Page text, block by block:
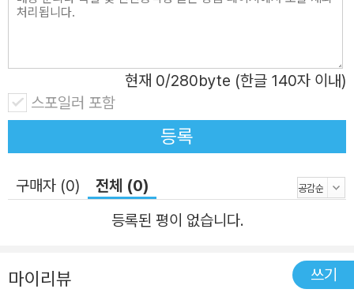
현재 0/280byte (한글 140자 이내)
스포일러 포함
등록
구매자 (0)
전체 (0)
등록된 평이 없습니다.
마이리뷰 쓰기